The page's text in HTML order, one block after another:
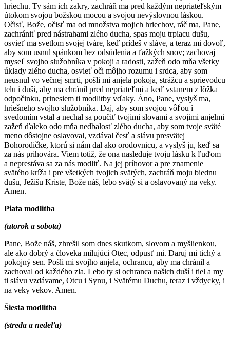
hriechu. Ty sám ich zakry, zachráň ma pred každým nepriateľským
útokom svojou božskou mocou a svojou nevýslovnou láskou.
Očisť, Bože, očisť ma od množstva mojich hriechov, ráč ma, Pane,
zachrániť pred nástrahami zlého ducha, spas moju trpiacu dušu,
osvieť ma svetlom svojej tváre, keď prídeš v sláve, a teraz mi dovoľ,
aby som usnul spánkom bez odsúdenia a ťažkých snov; zachovaj
myseľ svojho služobníka v pokoji a radosti, zažeň odo mňa všetky
úklady zlého ducha, osvieť oči môjho rozumu i srdca, aby som
neusnul vo večnej smrti, pošli mi anjela pokoja, strážcu a sprievodcu
telu i duši, aby ma chránil pred nepriateľmi a keď vstanem z lôžka
odpočinku, prinesiem ti modlitby vďaky. Áno, Pane, vyslyš ma,
hriešneho svojho služobníka. Daj, aby som svojou vôľou i
svedomím vstal a nechal sa poučiť tvojimi slovami a svojimi anjelmi
zažeň ďaleko odo mňa nedbalosť zlého ducha, aby som tvoje sväté
meno dôstojne oslavoval, vzdával česť a slávu presvätej
Bohorodičke, ktorú si nám dal ako orodovnicu, a vyslyš ju, keď sa
za nás prihovára. Viem totiž, že ona nasleduje tvoju lásku k ľuďom
a neprestáva sa za nás modliť. Na jej príhovor a pre znamenie
svätého kríža i pre všetkých tvojich svätých, zachráň moju biednu
dušu, Ježišu Kriste, Bože náš, lebo svätý si a oslavovaný na veky.
Amen.
Piata modlitba
(utorok a sobota)
Pane, Bože náš, zhrešil som dnes skutkom, slovom a myšlienkou,
ale ako dobrý a človeka milujúci Otec, odpusť mi. Daruj mi tichý a
pokojný sen. Pošli mi svojho anjela, ochrancu, aby ma chránil a
zachoval od každého zla. Lebo ty si ochranca našich duší i tiel a my
ti slávu vzdávame, Otcu i Synu, i Svätému Duchu, teraz i vždycky, i
na veky vekov. Amen.
Šiesta modlitba
(streda a nedeľa)